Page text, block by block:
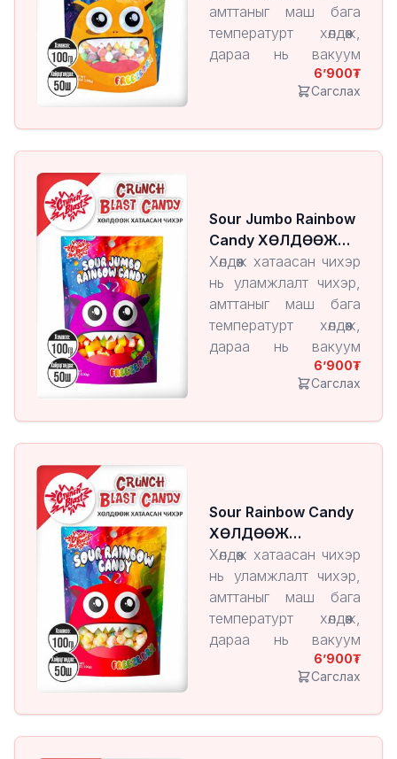
амттаныг маш бага
температурт хөлдөөж,
дараа нь вакуум
орчинд чийгийг нь
ууршуулан гаргаж
хадгалж, харин бүтэц
нь хөнгөн, шаржигнуур
болдог онцлогтой.
6’900
Сагслах
Sour Jumbo Rainbow
Candy ХӨЛДӨӨЖ
ХАТААСАН ЧИХЭР
Хөлдөөж хатаасан чихэр
нь уламжлалт чихэр,
амттаныг маш бага
температурт хөлдөөж,
дараа нь вакуум
орчинд чийгийг нь
ууршуулан гаргаж
хадгалж, харин бүтэц
нь хөнгөн, шаржигнуур
болдог онцлогтой.
6’900
Сагслах
Sour Rainbow Candy
ХӨЛДӨӨЖ
ХАТААСАН ЧИХЭР
Хөлдөөж хатаасан чихэр
нь уламжлалт чихэр,
амттаныг маш бага
температурт хөлдөөж,
дараа нь вакуум
орчинд чийгийг нь
ууршуулан гаргаж
6’900
Сагслах